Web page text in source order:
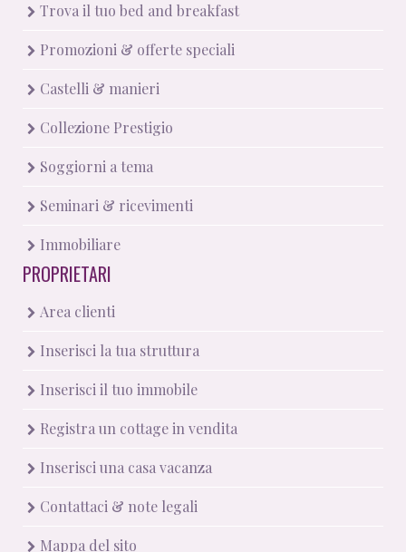
Trova il tuo bed and breakfast
Promozioni & offerte speciali
Castelli & manieri
Collezione Prestigio
Soggiorni a tema
Seminari & ricevimenti
Immobiliare
PROPRIETARI
Area clienti
Inserisci la tua struttura
Inserisci il tuo immobile
Registra un cottage in vendita
Inserisci una casa vacanza
Contattaci & note legali
Mappa del sito